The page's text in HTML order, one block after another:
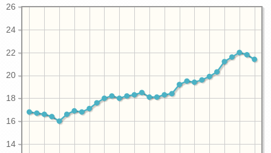
14
16
18
20
22
24
26